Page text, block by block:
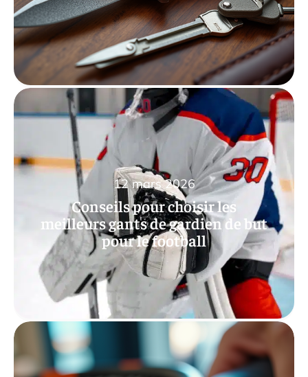
Conseils pour choisir les
meilleurs gants de gardien de but
pour le football
12 mars 2026